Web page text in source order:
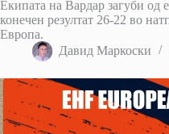
Екипата на Вардар загуби од
конечен резултат 26-22 во
Европа.
Давид Маркоски